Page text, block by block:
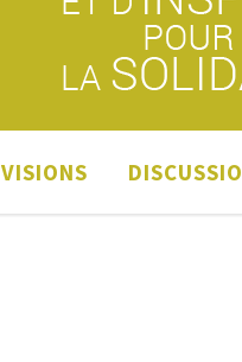
VISIONS